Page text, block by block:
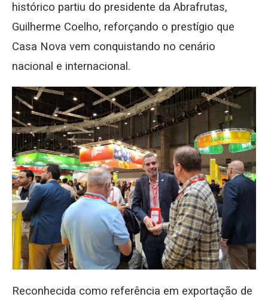
histórico partiu do presidente da Abrafrutas,
Guilherme Coelho, reforçando o prestígio que
Casa Nova vem conquistando no cenário
nacional e internacional.
Reconhecida como referência em exportação de